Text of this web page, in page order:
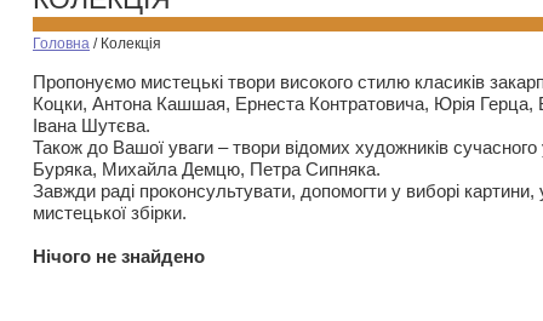
Головна / Колекція
Пропонуємо мистецькі твори високого стилю класиків
Коцки, Антона Кашшая, Ернеста Контратовича, Юрія
Івана Шутєва.
Також до Вашої уваги – твори відомих художників
Буряка, Михайла Демцю, Петра Сипняка.
Завжди раді проконсультувати, допомогти у виборі картини,
мистецької збірки.
Нiчого не знайдено